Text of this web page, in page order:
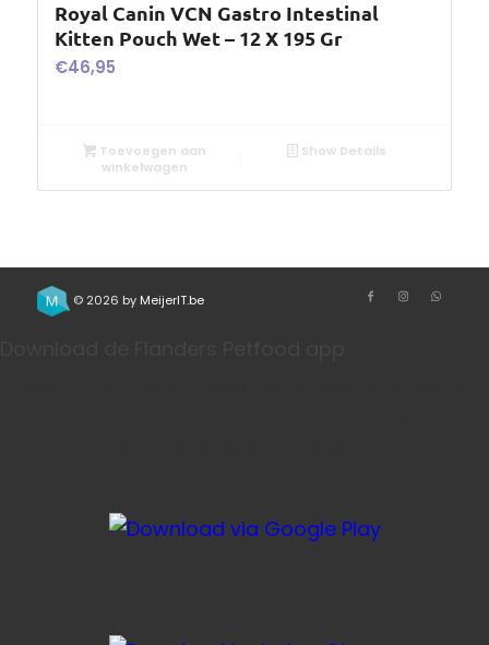
Royal Canin VCN Gastro Intestinal
Kitten Pouch Wet – 12 X 195 Gr
€46,95
Toevoegen aan
winkelwagen
Show Details
© 2026 by MeijerIT.be